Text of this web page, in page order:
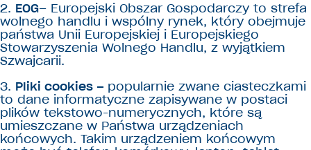
2. EOG– Europejski Obszar Gospodarczy to strefa
wolnego handlu i wspólny rynek, który obejmuje
państwa Unii Europejskiej i Europejskiego
Stowarzyszenia Wolnego Handlu, z wyjątkiem
Szwajcarii.
3. Pliki cookies – popularnie zwane ciasteczkami
to dane informatyczne zapisywane w postaci
plików tekstowo-numerycznych, które są
umieszczane w Państwa urządzeniach
końcowych. Takim urządzeniem końcowym